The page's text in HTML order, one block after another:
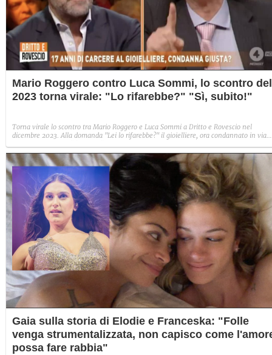
Mario Roggero contro Luca Sommi, lo scontro del
2023 torna virale: "Lo rifarebbe?" "Sì, subito!"
Torna virale lo scontro tra Mario Roggero e Luca Sommi a Dritto e Rovescio nel
dicembre 2023. Alla domanda "Lei lo rifarebbe?" il gioielliere, ora condannato in via
Gaia sulla storia di Elodie e Franceska: "Folle
venga strumentalizzata, non capisco come
possa fare rabbia"